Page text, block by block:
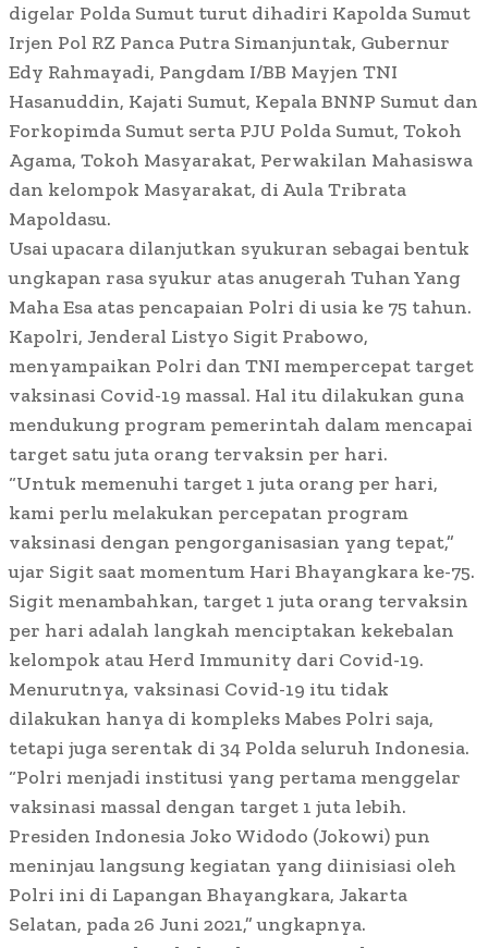
digelar Polda Sumut turut dihadiri Kapolda Sumut
Irjen Pol RZ Panca Putra Simanjuntak, Gubernur
Edy Rahmayadi, Pangdam I/BB Mayjen TNI
Hasanuddin, Kajati Sumut, Kepala BNNP Sumut dan
Forkopimda Sumut serta PJU Polda Sumut, Tokoh
Agama, Tokoh Masyarakat, Perwakilan Mahasiswa
dan kelompok Masyarakat, di Aula Tribrata
Mapoldasu.
Usai upacara dilanjutkan syukuran sebagai bentuk
ungkapan rasa syukur atas anugerah Tuhan Yang
Maha Esa atas pencapaian Polri di usia ke 75 tahun.
Kapolri, Jenderal Listyo Sigit Prabowo,
menyampaikan Polri dan TNI mempercepat target
vaksinasi Covid-19 massal. Hal itu dilakukan guna
mendukung program pemerintah dalam mencapai
target satu juta orang tervaksin per hari.
“Untuk memenuhi target 1 juta orang per hari,
kami perlu melakukan percepatan program
vaksinasi dengan pengorganisasian yang tepat,”
ujar Sigit saat momentum Hari Bhayangkara ke-75.
Sigit menambahkan, target 1 juta orang tervaksin
per hari adalah langkah menciptakan kekebalan
kelompok atau Herd Immunity dari Covid-19.
Menurutnya, vaksinasi Covid-19 itu tidak
dilakukan hanya di kompleks Mabes Polri saja,
tetapi juga serentak di 34 Polda seluruh Indonesia.
“Polri menjadi institusi yang pertama menggelar
vaksinasi massal dengan target 1 juta lebih.
Presiden Indonesia Joko Widodo (Jokowi) pun
meninjau langsung kegiatan yang diinisiasi oleh
Polri ini di Lapangan Bhayangkara, Jakarta
Selatan, pada 26 Juni 2021,” ungkapnya.